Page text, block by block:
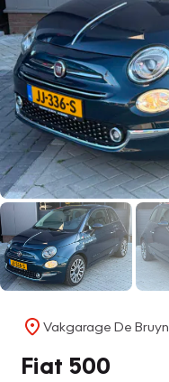
Vakgarage De Bruyn
Fiat 500